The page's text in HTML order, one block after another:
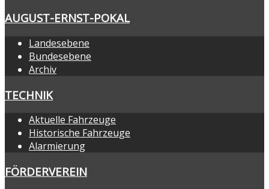
AUGUST-ERNST-POKAL
Landesebene
Bundesebene
Archiv
TECHNIK
Aktuelle Fahrzeuge
Historische Fahrzeuge
Alarmierung
FÖRDERVEREIN